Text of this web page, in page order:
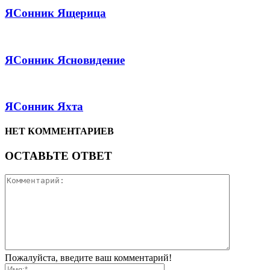
ЯСонник Ящерица
ЯСонник Ясновидение
ЯСонник Яхта
НЕТ КОММЕНТАРИЕВ
ОСТАВЬТЕ ОТВЕТ
Пожалуйста, введите ваш комментарий!